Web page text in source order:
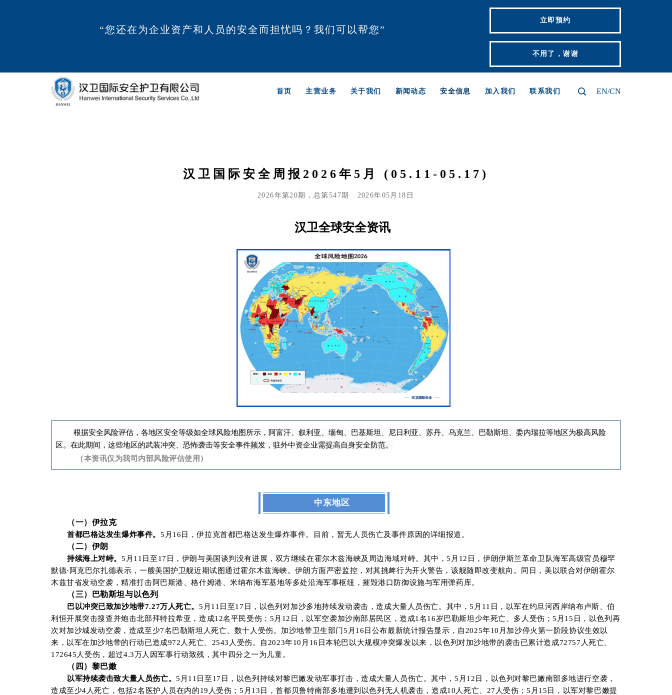
“您还在为企业资产和人员的安全而担忧吗？我们可以帮您”
立即预约
不用了，谢谢
首页 主营业务 关于我们 新闻动态 安全信息 加入我们 联系我们 EN/CN
汉卫国际安全周报2026年5月 (05.11-05.17)
2026年第20期，总第547期 2026年05月18日
汉卫全球安全资讯
根据安全风险评估，各地区安全等级如全球风险地图所示，阿富汗、叙利亚、缅甸、巴基斯坦、尼日利亚、苏丹、乌克兰、巴勒斯坦、委内瑞拉等地区为极高风险
区。在此期间，这些地区的武装冲突、恐怖袭击等安全事件频发，驻外中资企业需提高自身安全防范。
（本资讯仅为我司内部风险评估使用）
中东地区
（一）伊拉克
首都巴格达发生爆炸事件。 5月16日，伊拉克首都巴格达发生爆炸事件。目前，暂无人员伤亡及事件原因的详细报道。
（二）伊朗
持续海上对峙。5月11日至17日，伊朗与美国谈判没有进展，双方继续在霍尔木兹海峡及周边海域对峙。其中，5月12日，伊朗伊斯兰革命卫队海军高级官员穆罕
默德·阿克巴尔扎德表示，一艘美国护卫舰近期试图通过霍尔木兹海峡。伊朗方面严密监控，对其挑衅行为开火警告，该舰随即改变航向。同日，美以联合对伊朗霍尔
木兹甘省发动空袭，精准打击阿巴斯港、格什姆港、米纳布海军基地等多处沿海军事枢纽，摧毁港口防御设施与军用弹药库。
（三）巴勒斯坦与以色列
巴以冲突已致加沙地带7.27万人死亡。 5月11日至17日，以色列对加沙多地持续发动袭击，造成大量人员伤亡。其中，5月11日，以军在约旦河西岸纳布卢斯、伯
利恒开展突击搜查并炮击北部拜特拉希亚，造成12名平民受伤；5月12日，以军空袭加沙南部居民区，造成1名16岁巴勒斯坦少年死亡、多人受伤；5月15日，以色列再
次对加沙城发动空袭，造成至少7名巴勒斯坦人死亡、数十人受伤。加沙地带卫生部门5月16日公布最新统计报告显示，自2025年10月加沙停火第一阶段协议生效以
来，以军在加沙地带的行动已造成972人死亡、2543人受伤。自2023年10月16日本轮巴以大规模冲突爆发以来，以色列对加沙地带的袭击已累计造成72757人死亡、
172645人受伤，超过4.3万人因军事行动致残，其中四分之一为儿童。
（四）黎巴嫩
以军持续袭击致大量人员伤亡。5月11日至17日，以色列持续对黎巴嫩发动军事打击，造成大量人员伤亡。其中，5月12日，以色列对黎巴嫩南部多地进行空袭，
造成至少4人死亡，包括2名医护人员在内的19人受伤；5月13日，首都贝鲁特南部多地遭到以色列无人机袭击，造成10人死亡、27人受伤；5月15日，以军对黎巴嫩提